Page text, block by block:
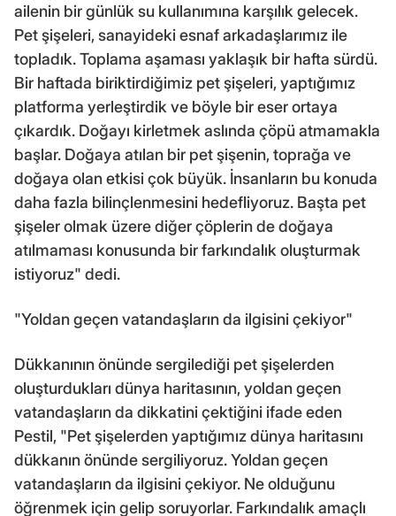
ailenin bir günlük su kullanımına karşılık gelecek.
Pet şişeleri, sanayideki esnaf arkadaşlarımız ile
topladık. Toplama aşaması yaklaşık bir hafta sürdü.
Bir haftada biriktirdiğimiz pet şişeleri, yaptığımız
platforma yerleştirdik ve böyle bir eser ortaya
çıkardık. Doğayı kirletmek aslında çöpü atmamakla
başlar. Doğaya atılan bir pet şişenin, toprağa ve
doğaya olan etkisi çok büyük. İnsanların bu konuda
daha fazla bilinçlenmesini hedefliyoruz. Başta pet
şişeler olmak üzere diğer çöplerin de doğaya
atılmaması konusunda bir farkındalık oluşturmak
istiyoruz" dedi.
"Yoldan geçen vatandaşların da ilgisini çekiyor"
Dükkanının önünde sergilediği pet şişelerden
oluşturdukları dünya haritasının, yoldan geçen
vatandaşların da dikkatini çektiğini ifade eden
Pestil, "Pet şişelerden yaptığımız dünya haritasını
dükkanın önünde sergiliyoruz. Yoldan geçen
vatandaşların da ilgisini çekiyor. Ne olduğunu
öğrenmek için gelip soruyorlar. Farkındalık amaçlı